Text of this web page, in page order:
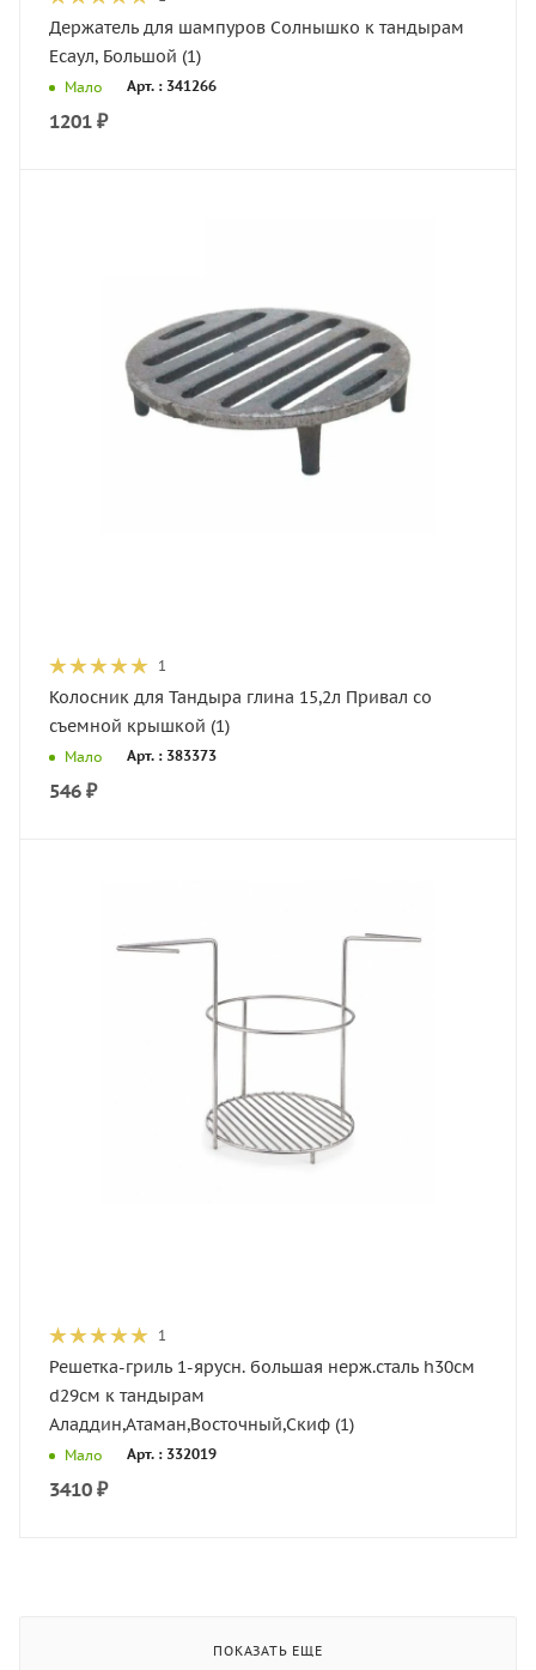
Держатель для шампуров Солнышко к тандырам
Есаул, Большой (1)
Мало Арт. : 341266
1201 ₽
1
Колосник для Тандыра глина 15,2л Привал со
съемной крышкой (1)
Мало Арт. : 383373
546 ₽
1
Решетка-гриль 1-ярусн. большая нерж.сталь h30см
d29см к тандырам
Аладдин,Атаман,Восточный,Скиф (1)
Мало Арт. : 332019
3410 ₽
ПОКАЗАТЬ ЕЩЕ